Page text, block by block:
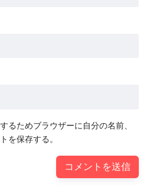
るためブラウザーに自分の名前、
を保存する。